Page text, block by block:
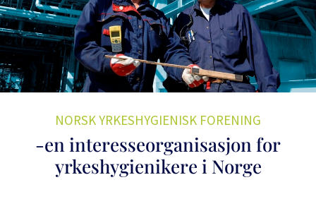
NORSK YRKESHYGIENISK FORENING
-en interesseorganisasjon for
yrkeshygienikere i Norge